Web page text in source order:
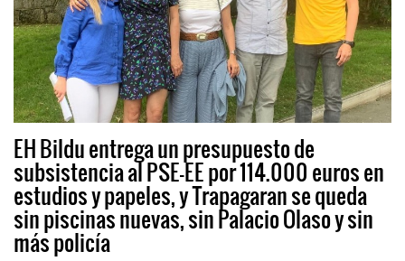
EH Bildu entrega un presupuesto de
subsistencia al PSE-EE por 114.000 euros en
estudios y papeles, y Trapagaran se queda
sin piscinas nuevas, sin Palacio Olaso y sin
más policía